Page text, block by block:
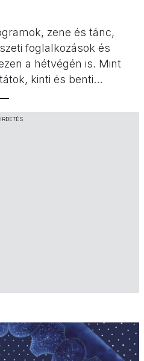
zene és tánc,
foglalkozások és
a hétvégén is. Mint
kinti és benti
jó programok